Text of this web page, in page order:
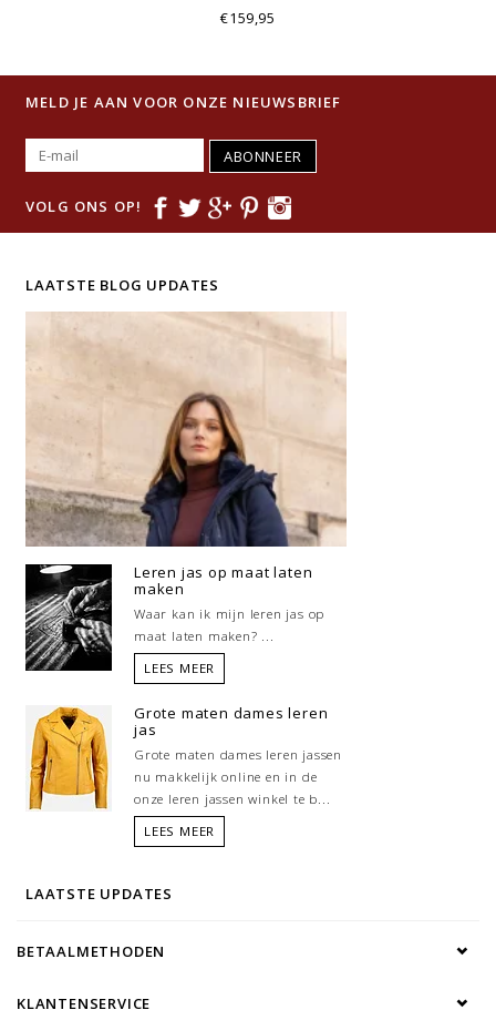
afgewerkte binnenvoering met 1 binnenzak.
€159,95
MELD JE AAN VOOR ONZE NIEUWSBRIEF
ABONNEER
VOLG ONS OP!
LAATSTE BLOG UPDATES
Leren jas op maat laten
maken
Waar kan ik mijn leren jas op
maat laten maken? ...
LEES MEER
Grote maten dames leren
jas
Grote maten dames leren jassen
nu makkelijk online en in de
onze leren jassen winkel te b...
LEES MEER
LAATSTE UPDATES
BETAALMETHODEN
KLANTENSERVICE